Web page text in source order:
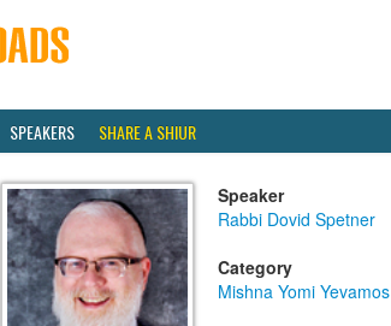
SPEAKERS SHARE A SHIUR
Speaker
Rabbi Dovid Spetner
Category
Mishna Yomi Yevamos